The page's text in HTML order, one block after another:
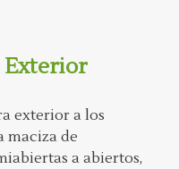
Exterior
exterior a los
maciza de
a abiertos,